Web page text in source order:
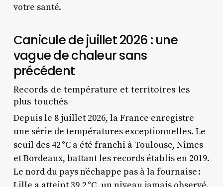
votre santé.
Canicule de juillet 2026 : une
vague de chaleur sans
précédent
Records de température et territoires les
plus touchés
Depuis le 8 juillet 2026, la France enregistre
une série de températures exceptionnelles. Le
seuil des 42 °C a été franchi à Toulouse, Nîmes
et Bordeaux, battant les records établis en 2019.
Le nord du pays n’échappe pas à la fournaise :